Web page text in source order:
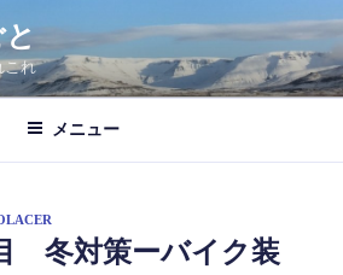
と
これ
メニュー
冬対策ーバイク装